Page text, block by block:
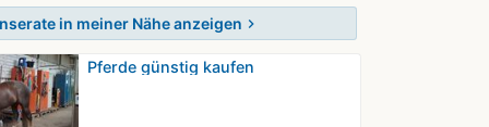
in meiner Nähe anzeigen chevron_right
Pferde günstig kaufen